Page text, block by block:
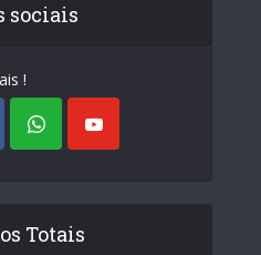
sociais
!
Totais